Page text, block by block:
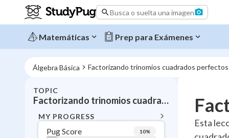
Busca o suelta una imagen
Matemáticas Prep para Exámenes
Álgebra Básica Factorizando trinomios cuadrados perfectos
TOPIC
Factorizando trinomios cuadrados perfectos
MY PROGRESS
Pug Score 10%
Topic
Esta